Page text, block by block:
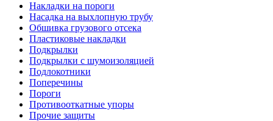
Накладки на пороги
Насадка на выхлопную трубу
Обшивка грузового отсека
Пластиковые накладки
Подкрылки
Подкрылки с шумоизоляцией
Подлокотники
Поперечины
Пороги
Противооткатные упоры
Прочие защиты